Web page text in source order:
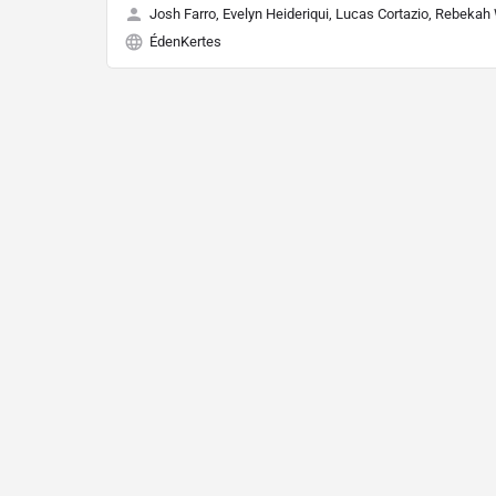
Josh Farro, Evelyn Heideriqui, Lucas Cortazio, Rebekah
ÉdenKertes